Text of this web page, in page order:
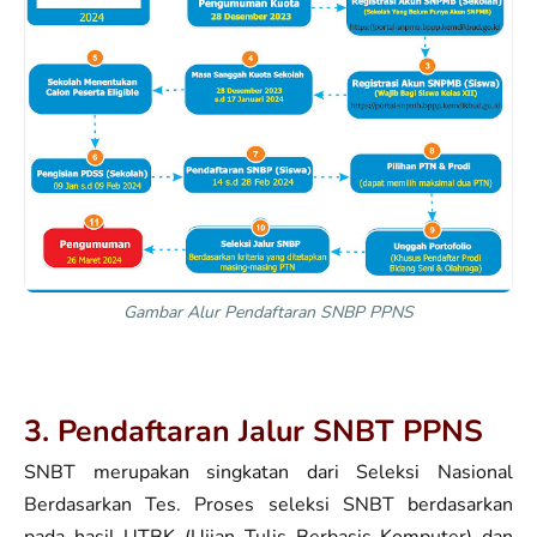
Gambar Alur Pendaftaran SNBP PPNS
3. Pendaftaran Jalur SNBT PPNS
SNBT merupakan singkatan dari Seleksi Nasional
Berdasarkan Tes. Proses seleksi SNBT berdasarkan